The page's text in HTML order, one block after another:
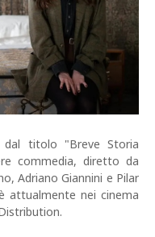
titolo "Breve Storia
commedia, diretto da
Adriano Giannini e Pilar
attualmente nei cinema